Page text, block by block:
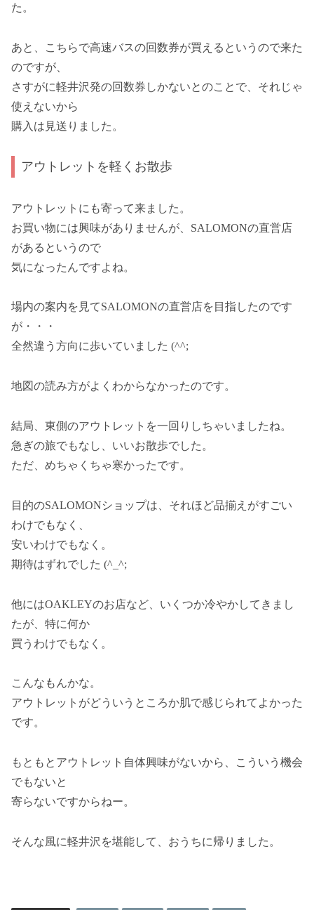
た。
あと、こちらで高速バスの回数券が買えるというので来た
のですが、
さすがに軽井沢発の回数券しかないとのことで、それじゃ
使えないから
購入は見送りました。
アウトレットを軽くお散歩
アウトレットにも寄って来ました。
お買い物には興味がありませんが、SALOMONの直営店
があるというので
気になったんですよね。
場内の案内を見てSALOMONの直営店を目指したのです
が・・・
全然違う方向に歩いていました (^^;
地図の読み方がよくわからなかったのです。
結局、東側のアウトレットを一回りしちゃいましたね。
急ぎの旅でもなし、いいお散歩でした。
ただ、めちゃくちゃ寒かったです。
目的のSALOMONショップは、それほど品揃えがすごい
わけでもなく、
安いわけでもなく。
期待はずれでした (^_^;
他にはOAKLEYのお店など、いくつか冷やかしてきまし
たが、特に何か
買うわけでもなく。
こんなもんかな。
アウトレットがどういうところか肌で感じられてよかった
です。
もともとアウトレット自体興味がないから、こういう機会
でもないと
寄らないですからねー。
そんな風に軽井沢を堪能して、おうちに帰りました。